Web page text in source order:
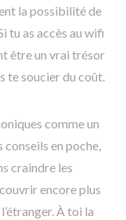
la possibilité de
tu as accès au wifi
être un vrai trésor
te soucier du coût.
comme un
en poche,
craindre les
encore plus
À toi la